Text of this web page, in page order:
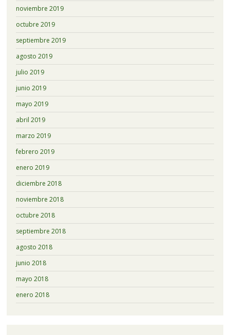
noviembre 2019
octubre 2019
septiembre 2019
agosto 2019
julio 2019
junio 2019
mayo 2019
abril 2019
marzo 2019
febrero 2019
enero 2019
diciembre 2018
noviembre 2018
octubre 2018
septiembre 2018
agosto 2018
junio 2018
mayo 2018
enero 2018